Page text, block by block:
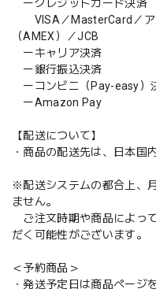
ークレジットカード決済
VISA／MasterCard／ア
（AMEX）／JCB
ーキャリア決済
ー銀行振込決済
ーコンビニ（Pay-easy）
ーAmazon Pay
【配送について】
・商品の配送先は、日本国
※配送システムの都合上、
ません。
ご注文時期や商品によっ
だく可能性がございます。
＜予約商品＞
・発送予定日は商品ページ